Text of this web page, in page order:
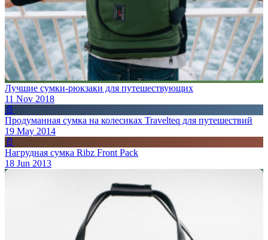
Лучшие сумки-рюкзаки для путешествующих
11 Nov 2018
📄
Продуманная сумка на колесиках Travelteq для путешествий
19 May 2014
📄
Нагрудная сумка Ribz Front Pack
18 Jun 2013